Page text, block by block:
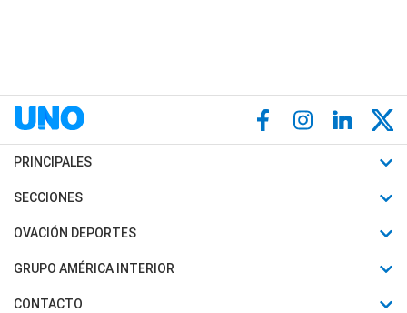
PRINCIPALES
Últimas Noticias
Política
SECCIONES
Horóscopo
Motores
OVACIÓN DEPORTES
Fútbol
Mundial
GRUPO AMÉRICA INTERIOR
Canal 7 en Vivo
CONTACTO